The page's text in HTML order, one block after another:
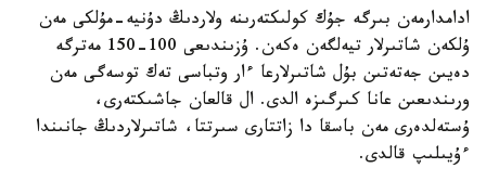
ادامدارمەن بىرگە جۇك كولىكتەرىنە ولاردىڭ دۇنيە-مۇلكى مەن
ۇلكەن شاتىرلار تيەلگەن ەكەن. ۇزىندىعى 100-150 مەترگە
دەيىن جەتەتىن بۇل شاتىرلارعا ءار وتباسى تەك توسەگى مەن
ورىندىعىن عانا كىرگىزە الدى. ال قالعان جاشىكتەرى،
ۇستەلدەرى مەن باسقا دا زاتتارى سىرتتا، شاتىرلاردىڭ جانىندا
ءۇيىلىپ قالدى.